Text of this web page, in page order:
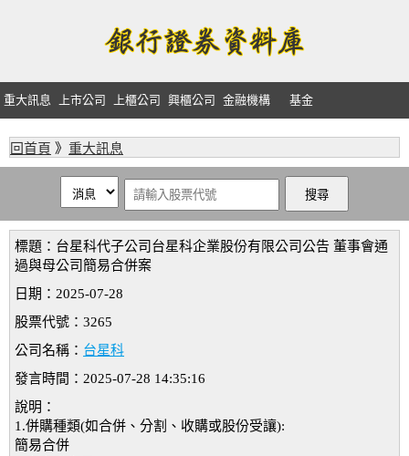
重大訊息 上市公司 上櫃公司 興櫃公司 金融機構 基金
回首頁 》 重大訊息
標題：台星科代子公司台星科企業股份有限公司公告 董事會通
過與母公司簡易合併案
日期：2025-07-28
股票代號：3265
公司名稱： 台星科
發言時間：2025-07-28 14:35:16
說明：
1.併購種類(如合併、分割、收購或股份受讓):
簡易合併